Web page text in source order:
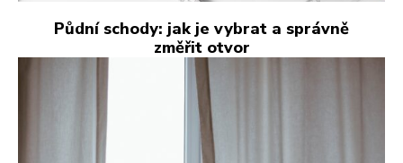
Půdní schody: jak je vybrat a správně
změřit otvor